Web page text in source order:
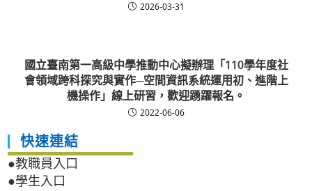
2026-03-31
國立臺南第一高級中學推動中心擬辦理「110學年度社
會領域跨科探究與實作─空間資訊系統運用初、進階上
機操作」線上研習，歡迎踴躍報名。
2022-06-06
快速連結
●教職員入口
●學生入口